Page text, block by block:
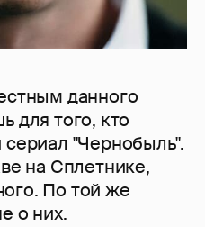
данного
для того, кто
"Чернобыль".
на Сплетнике,
По той же
о них.